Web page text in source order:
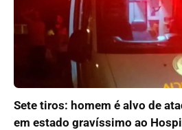
Sete tiros: homem é alvo de
em estado gravíssimo ao